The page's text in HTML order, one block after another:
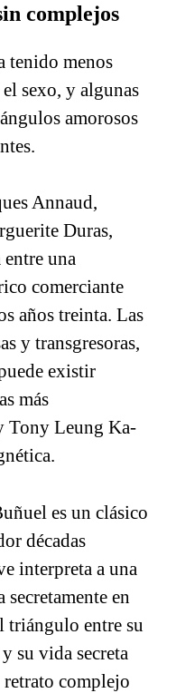
complejos
tenido menos
sexo, y algunas
amorosos
Annaud,
Duras,
una
comerciante
años treinta. Las
y transgresoras,
existir
más
Tony Leung Ka-
es un clásico
décadas
interpreta a una
en
triángulo entre su
su vida secreta
retrato complejo